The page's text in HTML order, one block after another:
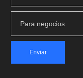
Para negocios